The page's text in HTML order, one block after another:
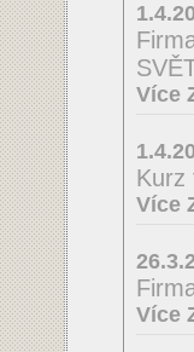
Více
Kurz
Více
Více